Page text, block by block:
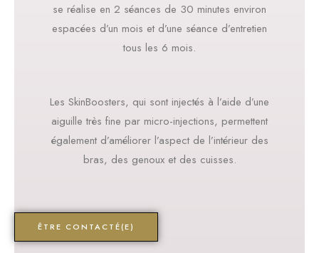
se réalise en 2 séances de 30 minutes environ
espacées d’un mois et d’une séance d’entretien
tous les 6 mois.
Les SkinBoosters, qui sont injectés à l’aide d’une
aiguille très fine par micro-injections, permettent
également d’améliorer l’aspect de l’intérieur des
bras, des genoux et des cuisses.
ÊTRE CONTACTÉ(E)